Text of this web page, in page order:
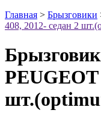
Главная > Брызговики
408, 2012- седан 2
PEUGEOT